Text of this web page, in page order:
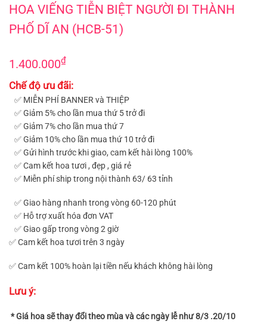
HOA VIẾNG TIỄN BIỆT NGƯỜI ĐI THÀNH
PHỐ DĨ AN (HCB-51)
1.400.000₫
Chế độ ưu đãi:
✅ MIỄN PHÍ BANNER và THIỆP
✅ Giảm 5% cho lần mua thứ 5 trở đi
✅ Giảm 7% cho lần mua thứ 7
✅ Giảm 10% cho lần mua thứ 10 trở đi
✅ Gửi hình trước khi giao, cam kết hài lòng 100%
✅ Cam kết hoa tươi , đẹp , giá rẻ
✅ Miễn phí ship trong nội thành 63/ 63 tỉnh
✅ Giao hàng nhanh trong vòng 60-120 phút
✅ Hỗ trợ xuất hóa đơn VAT
✅ Giao gấp trong vòng 2 giờ
✅ Cam kết hoa tươi trên 3 ngày
✅ Cam kết 100% hoàn lại tiền nếu khách không hài lòng
Lưu ý:
* Giá hoa sẽ thay đổi theo mùa và các ngày lễ như 8/3 .20/10